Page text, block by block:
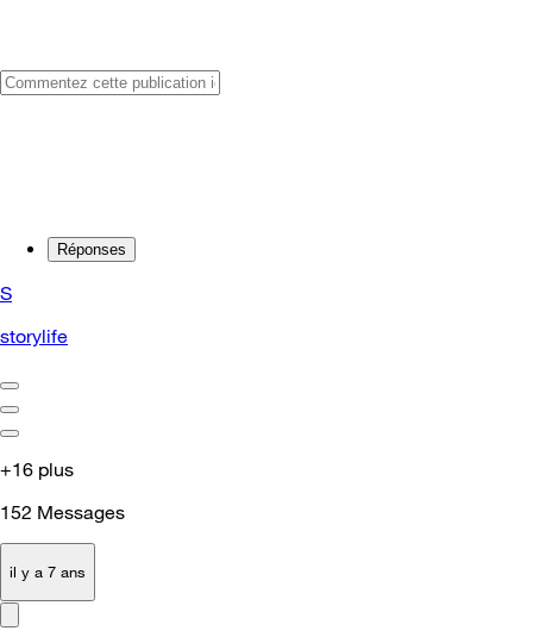
Réponses
S
storylife
+16 plus
152 Messages
il y a 7 ans